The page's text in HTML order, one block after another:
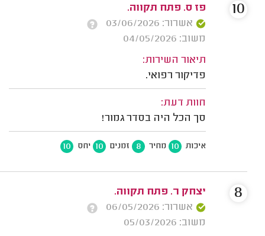
פז ס. פתח תקווה.
אשרור: 03/06/2026
משוב: 04/05/2026
תיאור השירות:
פדיקור רפואי.
חוות דעת:
סך הכל היה בסדר גמור!
איכות 10 מחיר 8 זמנים 10 יחס 10
10
יצחק ר. פתח תקווה.
אשרור: 06/05/2026
משוב: 05/03/2026
8